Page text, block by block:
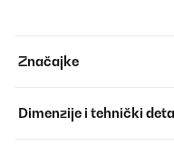
Značajke
Dimenzije i tehnički